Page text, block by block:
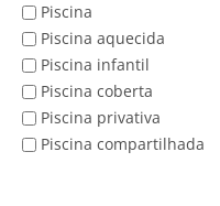
Piscina
Piscina aquecida
Piscina infantil
Piscina coberta
Piscina privativa
Piscina compartilhada